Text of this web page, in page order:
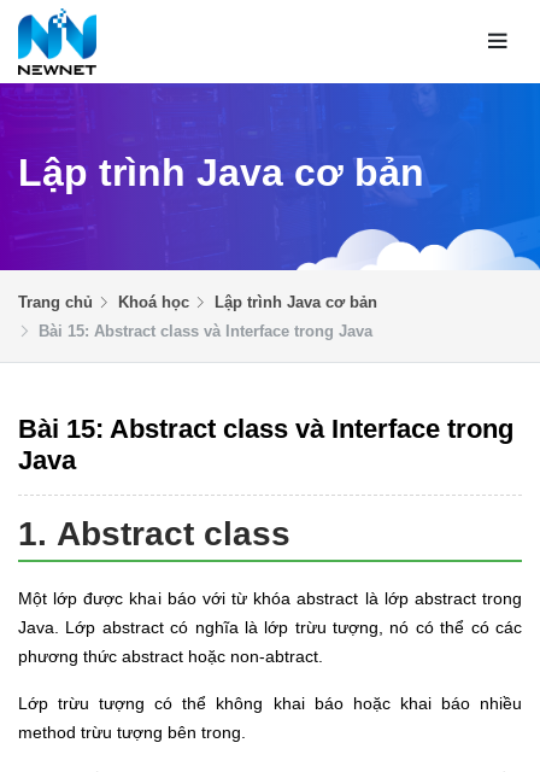
Lập trình Java cơ bản
Trang chủ Khoá học
Lập trình Java cơ bản
Bài 15: Abstract class và Interface trong Java
Bài 15: Abstract class và Interface trong
Java
1. Abstract class
Một lớp được khai báo với từ khóa abstract là lớp abstract trong
Java. Lớp abstract có nghĩa là lớp trừu tượng, nó có thể có các
phương thức abstract hoặc non-abtract.
Lớp trừu tượng có thể không khai báo hoặc khai báo nhiều
method trừu tượng bên trong.